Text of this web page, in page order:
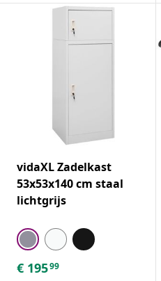
vidaXL Zadelkast
53x53x140 cm staal
lichtgrijs
€ 19599